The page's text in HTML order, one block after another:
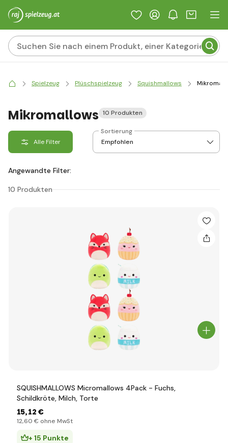
Spielzeug Plüschspielzeug Squishmallows
Mikromallows 10 Produkten
Alle Filter
Sortierung
Angewandte Filter:
10 Produkten
SQUISHMALLOWS Micromallows 4Pack - Fuchs,
Schildkröte, Milch, Torte
15,12 €
12,60 € ohne MwSt
+ 15 Punkte